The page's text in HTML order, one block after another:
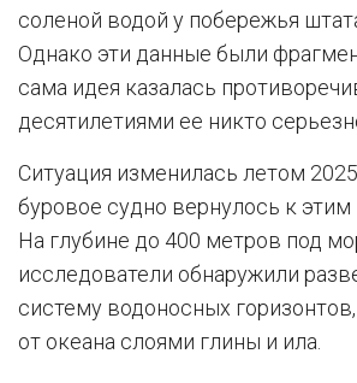
соленой водой у побережья
Однако эти данные были
сама идея казалась
десятилетиями ее никто
Ситуация изменилась летом 2025
буровое судно вернулось к этим
На глубине до 400 метров под
исследователи обнаружили
систему водоносных
от океана слоями глины и ила.